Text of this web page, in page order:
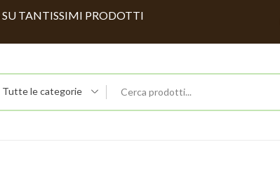
SU TANTISSIMI PRODOTTI
Tutte le categorie